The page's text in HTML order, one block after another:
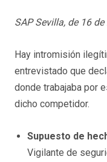
SAP Sevilla, de 16
Hay intromisión
entrevistado que
donde trabajaba por
dicho competidor.
Supuesto de
Vigilante de